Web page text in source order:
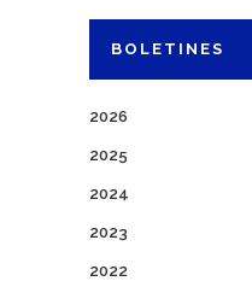
BOLETINES
2026
2025
2024
2023
2022